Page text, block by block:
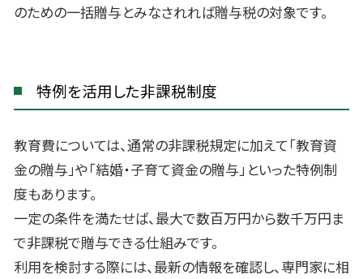
のための一括贈与とみなされれば贈与税の対象です。
特例を活用した非課税制度
教育費については、通常の非課税規定に加えて「教育資
金の贈与」や「結婚・子育て資金の贈与」といった特例制
度もあります。
一定の条件を満たせば、最大で数百万円から数千万円ま
で非課税で贈与できる仕組みです。
利用を検討する際には、最新の情報を確認し、専門家に相